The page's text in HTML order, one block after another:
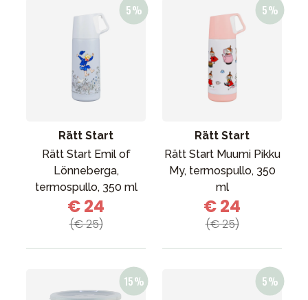
Rätt Start
Rätt Start Emil of
Lönneberga,
termospullo, 350 ml
€ 24
(€ 25)
Rätt Start
Rätt Start Muumi Pikku
My, termospullo, 350
ml
€ 24
(€ 25)